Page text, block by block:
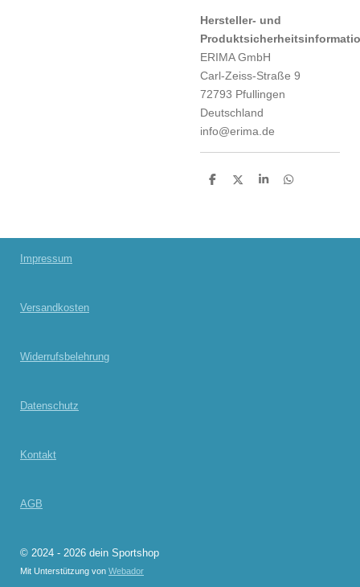
Hersteller- und
ERIMA GmbH
Carl-Zeiss-Straße 9
72793 Pfullingen
Deutschland
info@erima.de
T
n
T
n
T
n
T
n
Impressum
Versandkosten
Widerrufsbelehrung
Datenschutz
Kontakt
AGB
© 2024 - 2026 dein Sportshop
Mit Unterstützung von Webador